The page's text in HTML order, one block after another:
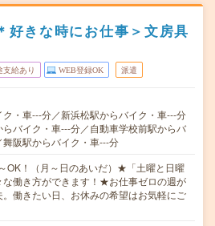
好きな時にお仕事＞文房具
支給あり WEB登録OK 派遣
・車---分／新浜松駅からバイク・車---分
らバイク・車---分／自動車学校前駅からバ
舞阪駅からバイク・車---分
OK！（月～日のあいだ）★「土曜と日曜
な働き方ができます！★お仕事ゼロの週が
。働きたい日、お休みの希望はお気軽にご